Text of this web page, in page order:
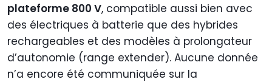
plateforme 800 V, compatible aussi bien avec
des électriques à batterie que des hybrides
rechargeables et des modèles à prolongateur
d’autonomie (range extender). Aucune donnée
n’a encore été communiquée sur la